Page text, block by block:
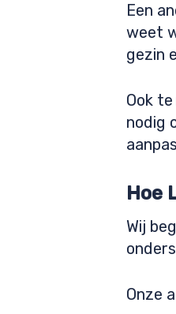
Een
weet
gezin
Ook
nodig
Hoe
Wij
Onze